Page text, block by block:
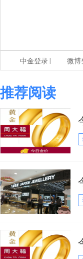
中金登录 微博
推荐阅读